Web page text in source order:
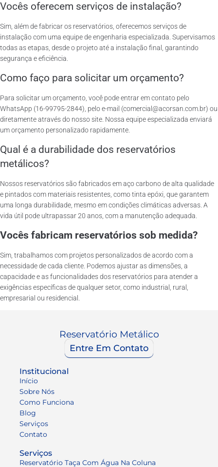
Vocês oferecem serviços de instalação?
Sim, além de fabricar os reservatórios, oferecemos serviços de
instalação com uma equipe de engenharia especializada. Supervisamos
todas as etapas, desde o projeto até a instalação final, garantindo
segurança e eficiência.
Como faço para solicitar um orçamento?
Para solicitar um orçamento, você pode entrar em contato pelo
WhatsApp (16-99795-2844), pelo e-mail (comercial@acorsan.com.br) ou
diretamente através do nosso site. Nossa equipe especializada enviará
um orçamento personalizado rapidamente.
Qual é a durabilidade dos reservatórios
metálicos?
Nossos reservatórios são fabricados em aço carbono de alta qualidade
e pintados com materiais resistentes, como tinta epóxi, que garantem
uma longa durabilidade, mesmo em condições climáticas adversas. A
vida útil pode ultrapassar 20 anos, com a manutenção adequada.
Vocês fabricam reservatórios sob medida?
Sim, trabalhamos com projetos personalizados de acordo com a
necessidade de cada cliente. Podemos ajustar as dimensões, a
capacidade e as funcionalidades dos reservatórios para atender a
exigências específicas de qualquer setor, como industrial, rural,
empresarial ou residencial.
Reservatório Metálico
Entre Em Contato
Institucional
Início
Sobre Nós
Como Funciona
Blog
Serviços
Contato
Serviços
Reservatório Taça Com Água Na Coluna